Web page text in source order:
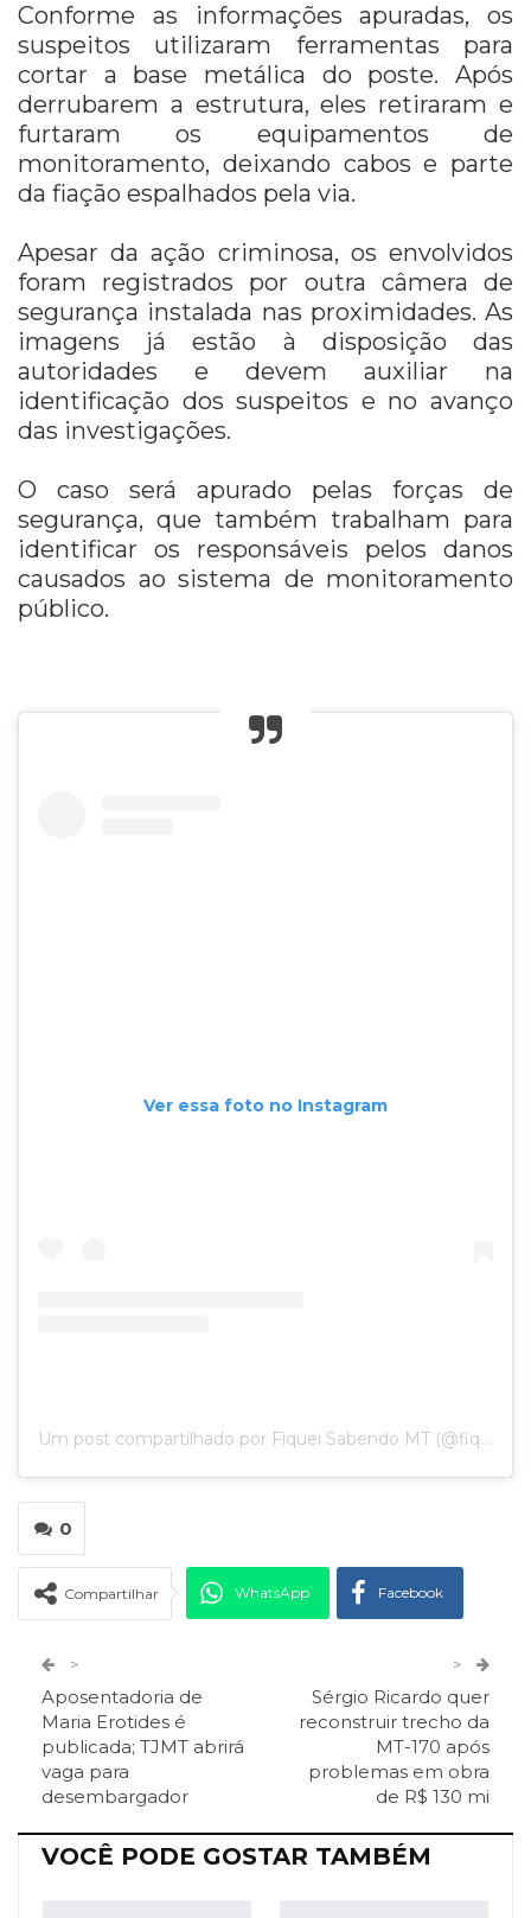
Conforme as informações apuradas, os
suspeitos utilizaram ferramentas para
cortar a base metálica do poste. Após
derrubarem a estrutura, eles retiraram e
furtaram os equipamentos de
monitoramento, deixando cabos e parte
da fiação espalhados pela via.
Apesar da ação criminosa, os envolvidos
foram registrados por outra câmera de
segurança instalada nas proximidades. As
imagens já estão à disposição das
autoridades e devem auxiliar na
identificação dos suspeitos e no avanço
das investigações.
O caso será apurado pelas forças de
segurança, que também trabalham para
identificar os responsáveis pelos danos
causados ao sistema de monitoramento
público.
Ver essa foto no Instagram
Um post compartilhado por Fiquei Sabendo MT (@fiqueisabendomt)
0
Compartilhar WhatsApp Facebook
Telegram
Facebook Messenger Viber O email
>
Aposentadoria de
Maria Erotides é
publicada; TJMT abrirá
vaga para
desembargador
>
Sérgio Ricardo quer
reconstruir trecho da
MT-170 após
problemas em obra
de R$ 130 mi
VOCÊ PODE GOSTAR TAMBÉM